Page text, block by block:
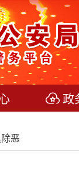
政
恶